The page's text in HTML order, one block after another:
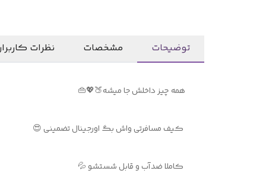
توضیحات مشخصات نظرات
همه چیز داخلش جا میشه🍑💖👜
کیف مسافرتی واش بگ اورجینال تضمینی 😍
کاملا ضدآب و قابل شستشو 💦